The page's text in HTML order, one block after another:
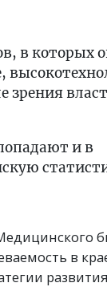
в которых
зрения
и в
в